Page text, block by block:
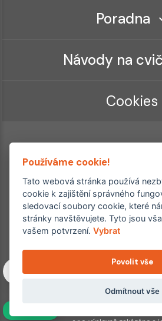
Poradna
Návody na
Cookies
Copyright © 2011–2026
Machkova 1642/2, Praha 4, Jižní
Všechna práva vyhrazena. Jakékoliv
Používáme cookie!
Tato webová stránka používá
cookie k zajištění správného
sledovací soubory cookie, které
stránky navštěvujete. Tyto jsou
vašem potvrzení.Vybrat
Povolit vše
Odmítnout vše